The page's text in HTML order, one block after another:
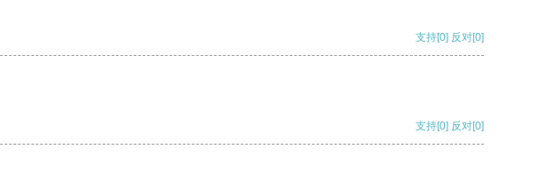
支持[0] 反对[0]
支持[0] 反对[0]